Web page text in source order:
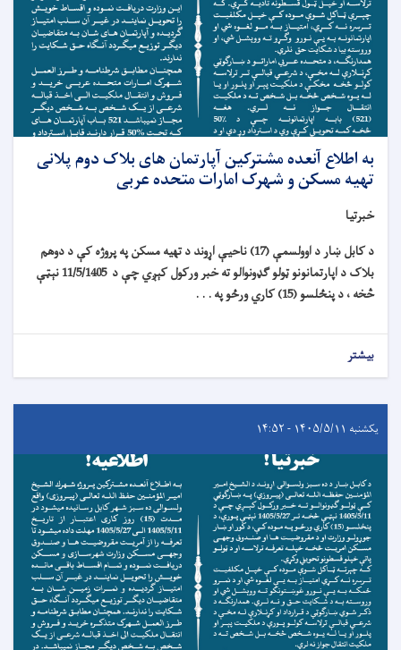
به اطلاع آنعده مشترکین آپارتمان های بلاک دوم پلانی
تهیه مسکن و شهرک امارات متحده عربی
خبرتیا
د کابل ښار د اوولسمې (17) ناحیې اړوند د تهیه مسکن په پروژه کې د دوهم
بلاک د اپارتمانونو ټولو ګډونوالو ته خبر ورکول کېږي چې د 11/5/1405 نېټې
څخه ، د پنځلسو (15) کاري ورځو په . . .
بیشتر
یکشنبه ۱۴۰۵/۵/۱۱ - ۱۴:۵۲